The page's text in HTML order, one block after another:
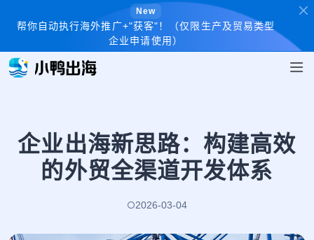
New
帮你自动执行海外推广+"获客"！（仅限生产及贸易类型
企业申请使用）
企业出海新思路：构建高效
的外贸全渠道开发体系
2026-03-04